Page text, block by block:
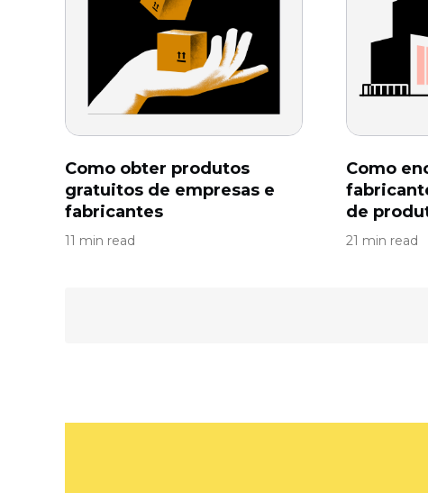
Como obter produtos
gratuitos de empresas e
fabricantes
11 min read
Como
de
21 min read